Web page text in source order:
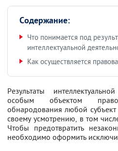
Содержание:
Что понимается под
интеллектуальной
Как осуществляется
Результаты
особым объектом
обнародования любой
своему усмотрению, в том
Чтобы предотвратить
необходимо оформить